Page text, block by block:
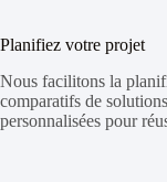
Planifiez votre projet
Nous facilitons la
comparatifs de solutions
personnalisées pour